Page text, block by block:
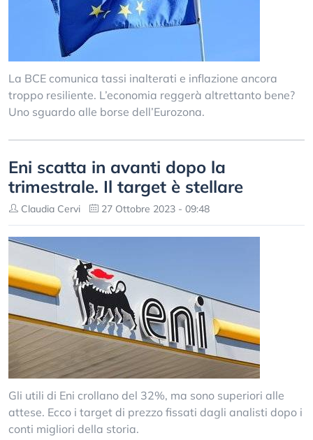
La BCE comunica tassi inalterati e inflazione ancora
troppo resiliente. L’economia reggerà altrettanto bene?
Uno sguardo alle borse dell’Eurozona.
Eni scatta in avanti dopo la
trimestrale. Il target è stellare
Claudia Cervi 27 Ottobre 2023 - 09:48
Gli utili di Eni crollano del 32%, ma sono superiori alle
attese. Ecco i target di prezzo fissati dagli analisti dopo i
conti migliori della storia.